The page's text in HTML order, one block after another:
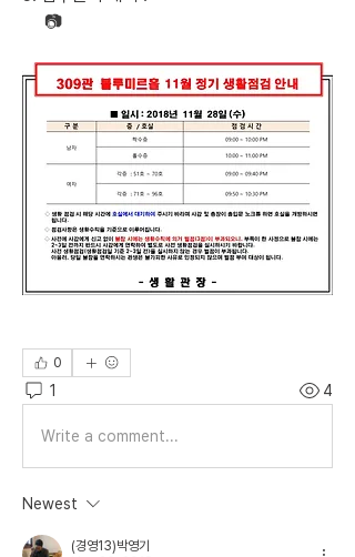
     📷
0
1 4
Write a comment...
Newest
(경영13)박영기